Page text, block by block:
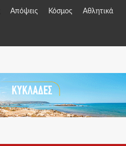
Απόψεις Κόσμος Αθλητικά